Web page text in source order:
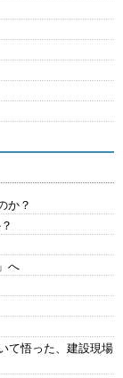
か？
へ
て悟った、建設現場